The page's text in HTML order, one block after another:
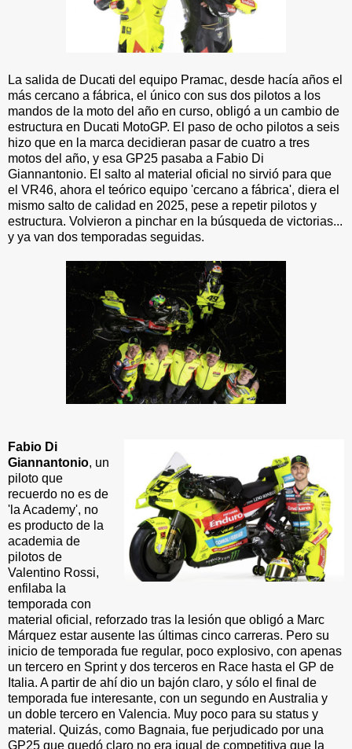
La salida de Ducati del equipo Pramac, desde hacía años el
más cercano a fábrica, el único con sus dos pilotos a los
mandos de la moto del año en curso, obligó a un cambio de
estructura en Ducati MotoGP. El paso de ocho pilotos a seis
hizo que en la marca decidieran pasar de cuatro a tres
motos del año, y esa GP25 pasaba a Fabio Di
Giannantonio. El salto al material oficial no sirvió para que
el VR46, ahora el teórico equipo 'cercano a fábrica', diera el
mismo salto de calidad en 2025, pese a repetir pilotos y
estructura. Volvieron a pinchar en la búsqueda de victorias...
y ya van dos temporadas seguidas.
Fabio Di
Giannantonio, un
piloto que
recuerdo no es de
'la Academy', no
es producto de la
academia de
pilotos de
Valentino Rossi,
enfilaba la
temporada con
material oficial, reforzado tras la lesión que obligó a Marc
Márquez estar ausente las últimas cinco carreras. Pero su
inicio de temporada fue regular, poco explosivo, con apenas
un tercero en Sprint y dos terceros en Race hasta el GP de
Italia. A partir de ahí dio un bajón claro, y sólo el final de
temporada fue interesante, con un segundo en Australia y
un doble tercero en Valencia. Muy poco para su status y
material. Quizás, como Bagnaia, fue perjudicado por una
GP25 que quedó claro no era igual de competitiva que la